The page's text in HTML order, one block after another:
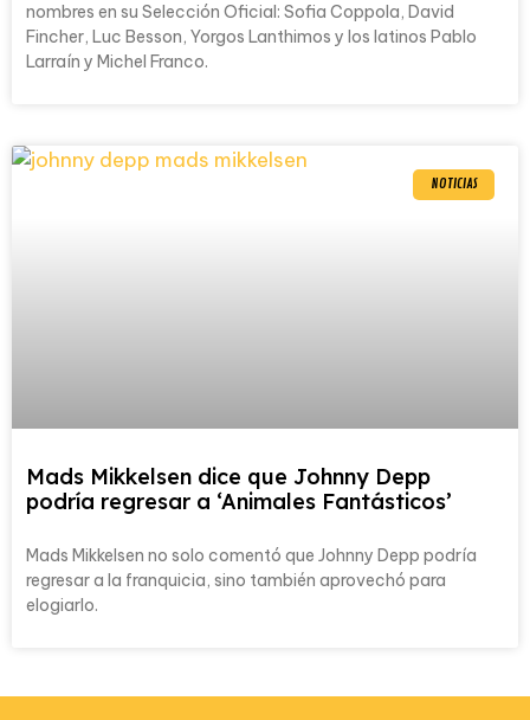
nombres en su Selección Oficial: Sofia Coppola, David
Fincher, Luc Besson, Yorgos Lanthimos y los latinos Pablo
Larraín y Michel Franco.
NOTICIAS
Mads Mikkelsen dice que Johnny Depp
podría regresar a ‘Animales Fantásticos’
Mads Mikkelsen no solo comentó que Johnny Depp podría
regresar a la franquicia, sino también aprovechó para
elogiarlo.